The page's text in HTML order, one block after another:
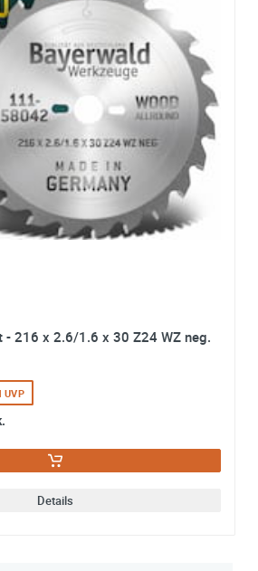
- 216 x 2.6/1.6 x 30 Z24 WZ neg.
UVP
Details